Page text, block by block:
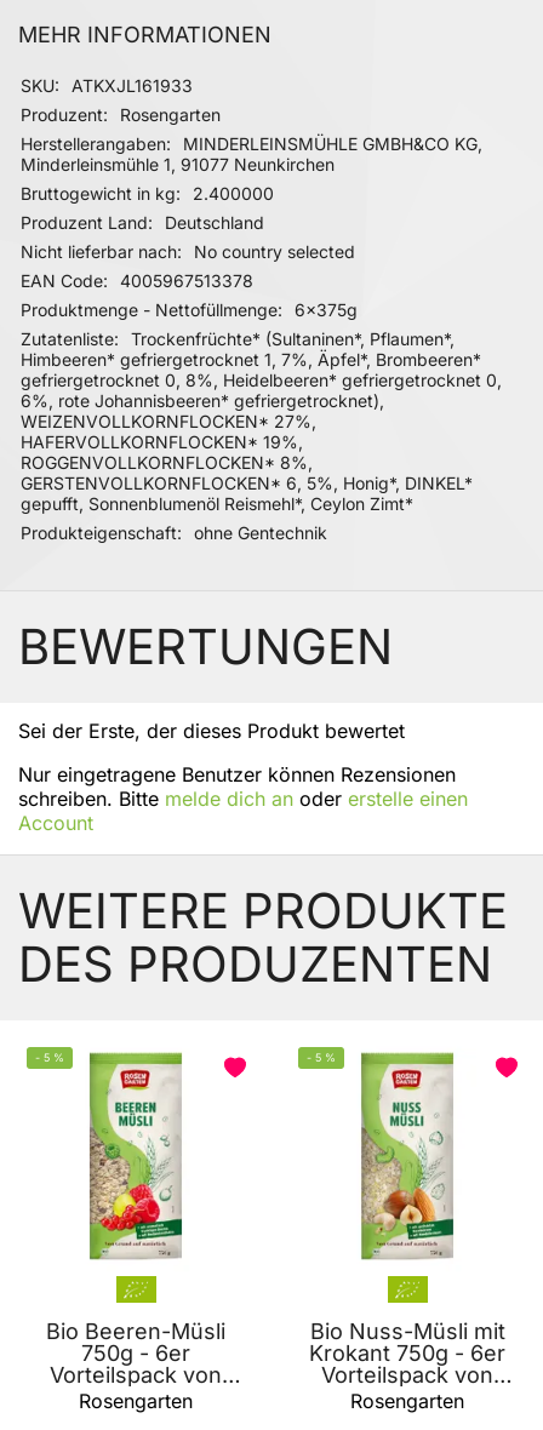
MEHR INFORMATIONEN
Mehr Informationen
SKU
ATKXJL161933
Produzent
Rosengarten
Herstellerangaben
MINDERLEINSMÜHLE GMBH&CO KG,
Minderleinsmühle 1, 91077 Neunkirchen
Bruttogewicht in kg
2.400000
Produzent Land
Deutschland
Nicht lieferbar nach
No country selected
EAN Code
4005967513378
Produktmenge - Nettofüllmenge
6x375g
Zutatenliste
Trockenfrüchte* (Sultaninen*, Pflaumen*,
Himbeeren* gefriergetrocknet 1, 7%, Äpfel*, Brombeeren*
gefriergetrocknet 0, 8%, Heidelbeeren* gefriergetrocknet 0,
6%, rote Johannisbeeren* gefriergetrocknet),
WEIZENVOLLKORNFLOCKEN* 27%,
HAFERVOLLKORNFLOCKEN* 19%,
ROGGENVOLLKORNFLOCKEN* 8%,
GERSTENVOLLKORNFLOCKEN* 6, 5%, Honig*, DINKEL*
gepufft, Sonnenblumenöl Reismehl*, Ceylon Zimt*
Produkteigenschaft
ohne Gentechnik
BEWERTUNGEN
Sei der Erste, der dieses Produkt bewertet
Nur eingetragene Benutzer können Rezensionen
schreiben. Bitte melde dich an oder erstelle einen
Account
WEITERE PRODUKTE
DES PRODUZENTEN
- 5 %
Bio Beeren-Müsli
750g - 6er
Vorteilspack von
Rosengarten
Rosengarten
- 5 %
Bio Nuss-Müsli mit
Krokant 750g - 6er
Vorteilspack von
Rosengarten
Rosengarten